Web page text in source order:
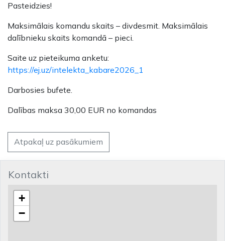
Pasteidzies!
Maksimālais komandu skaits – divdesmit. Maksimālais
dalībnieku skaits komandā – pieci.
Saite uz pieteikuma anketu:
https://ej.uz/intelekta_kabare2026_1
Darbosies bufete.
Dalības maksa 30,00 EUR no komandas
Atpakaļ uz pasākumiem
Kontakti
+
−